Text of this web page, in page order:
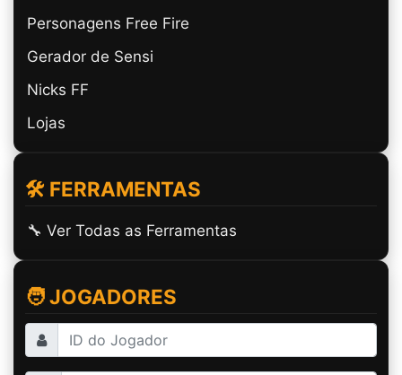
Personagens Free Fire
Gerador de Sensi
Nicks FF
Lojas
🛠️ FERRAMENTAS
🔧 Ver Todas as Ferramentas
🧑 JOGADORES